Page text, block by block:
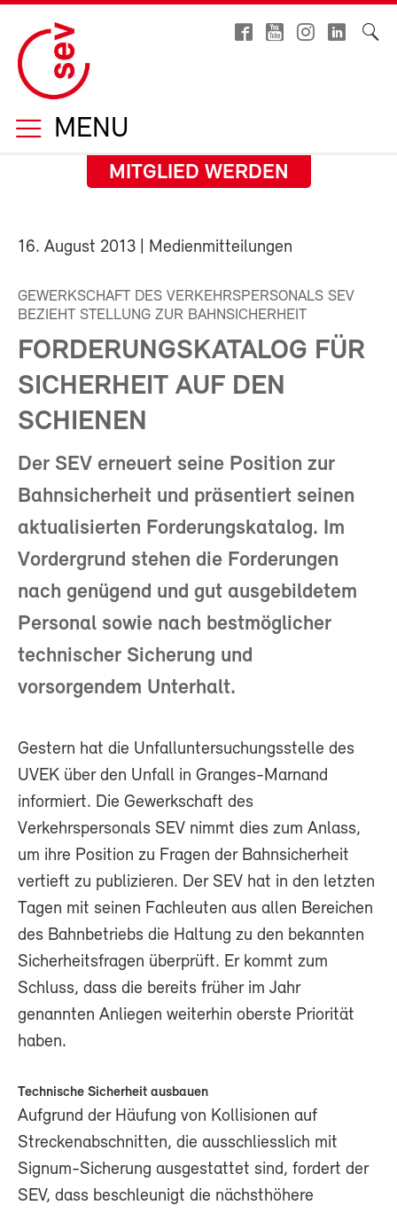
MENU
MITGLIED WERDEN
16. August 2013 | Medienmitteilungen
GEWERKSCHAFT DES VERKEHRSPERSONALS SEV
BEZIEHT STELLUNG ZUR BAHNSICHERHEIT
FORDERUNGSKATALOG FÜR
SICHERHEIT AUF DEN
SCHIENEN
Der SEV erneuert seine Position zur
Bahnsicherheit und präsentiert seinen
aktualisierten Forderungskatalog. Im
Vordergrund stehen die Forderungen
nach genügend und gut ausgebildetem
Personal sowie nach bestmöglicher
technischer Sicherung und
vorsorgendem Unterhalt.
Gestern hat die Unfalluntersuchungsstelle des
UVEK über den Unfall in Granges-Marnand
informiert. Die Gewerkschaft des
Verkehrspersonals SEV nimmt dies zum Anlass,
um ihre Position zu Fragen der Bahnsicherheit
vertieft zu publizieren. Der SEV hat in den letzten
Tagen mit seinen Fachleuten aus allen Bereichen
des Bahnbetriebs die Haltung zu den bekannten
Sicherheitsfragen überprüft. Er kommt zum
Schluss, dass die bereits früher im Jahr
genannten Anliegen weiterhin oberste Priorität
haben.
Technische Sicherheit ausbauen
Aufgrund der Häufung von Kollisionen auf
Streckenabschnitten, die ausschliesslich mit
Signum-Sicherung ausgestattet sind, fordert der
SEV, dass beschleunigt die nächsthöhere